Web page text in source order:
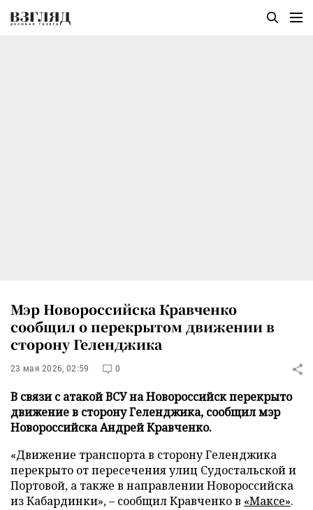
Мэр Новороссийска Кравченко
сообщил о перекрытом движении в
сторону Геленджика
23 мая 2026, 02:59 0
В связи с атакой ВСУ на Новороссийск перекрыто
движение в сторону Геленджика, сообщил мэр
Новороссийска Андрей Кравченко.
«Движение транспорта в сторону Геленджика
перекрыто от пересечения улиц Судостальской и
Портовой, а также в направлении Новороссийска
из Кабардинки», – сообщил Кравченко в «Максе».